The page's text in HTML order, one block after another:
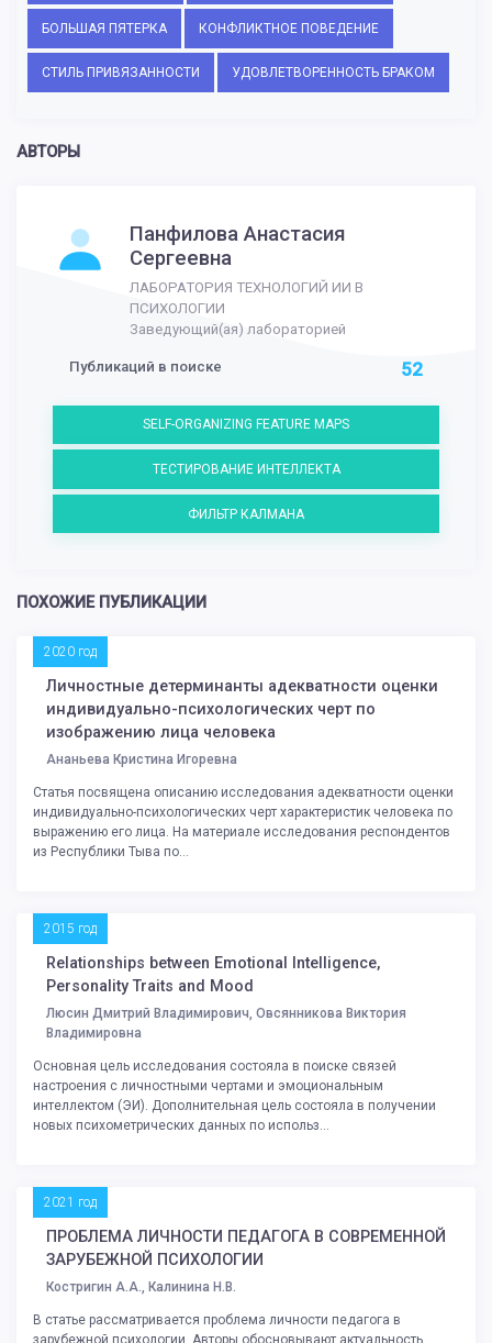
БОЛЬШАЯ ПЯТЕРКА КОНФЛИКТНОЕ ПОВЕДЕНИЕ
СТИЛЬ ПРИВЯЗАННОСТИ УДОВЛЕТВОРЕННОСТЬ БРАКОМ
АВТОРЫ
Панфилова Анастасия
Сергеевна
ЛАБОРАТОРИЯ ТЕХНОЛОГИЙ ИИ В
ПСИХОЛОГИИ
Заведующий(ая) лабораторией
Публикаций в поиске 52
SELF-ORGANIZING FEATURE MAPS
ТЕСТИРОВАНИЕ ИНТЕЛЛЕКТА
ФИЛЬТР КАЛМАНА
ПОХОЖИЕ ПУБЛИКАЦИИ
2020 год
Личностные детерминанты адекватности оценки
индивидуально-психологических черт по
изображению лица человека
Ананьева Кристина Игоревна
Статья посвящена описанию исследования адекватности оценки
индивидуально-психологических черт характеристик человека по
выражению его лица. На материале исследования респондентов
из Республики Тыва по...
2015 год
Relationships between Emotional Intelligence,
Personality Traits and Mood
Люсин Дмитрий Владимирович, Овсянникова Виктория
Владимировна
Основная цель исследования состояла в поиске связей
настроения с личностными чертами и эмоциональным
интеллектом (ЭИ). Дополнительная цель состояла в получении
новых психометрических данных по использ...
2021 год
ПРОБЛЕМА ЛИЧНОСТИ ПЕДАГОГА В СОВРЕМЕННОЙ
ЗАРУБЕЖНОЙ ПСИХОЛОГИИ
Костригин А.А., Калинина Н.В.
В статье рассматривается проблема личности педагога в
зарубежной психологии. Авторы обосновывают актуальность